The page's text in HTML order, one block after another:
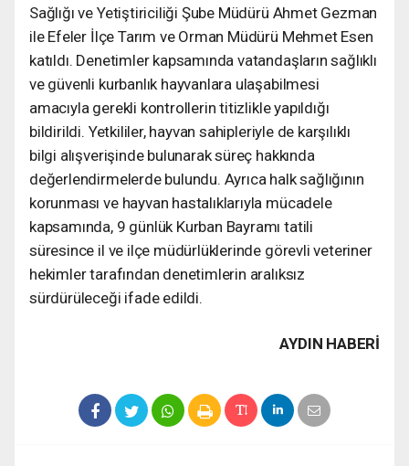
Sağlığı ve Yetiştiriciliği Şube Müdürü Ahmet Gezman
ile Efeler İlçe Tarım ve Orman Müdürü Mehmet Esen
katıldı. Denetimler kapsamında vatandaşların sağlıklı
ve güvenli kurbanlık hayvanlara ulaşabilmesi
amacıyla gerekli kontrollerin titizlikle yapıldığı
bildirildi. Yetkililer, hayvan sahipleriyle de karşılıklı
bilgi alışverişinde bulunarak süreç hakkında
değerlendirmelerde bulundu. Ayrıca halk sağlığının
korunması ve hayvan hastalıklarıyla mücadele
kapsamında, 9 günlük Kurban Bayramı tatili
süresince il ve ilçe müdürlüklerinde görevli veteriner
hekimler tarafından denetimlerin aralıksız
sürdürüleceği ifade edildi.
AYDIN HABERİ